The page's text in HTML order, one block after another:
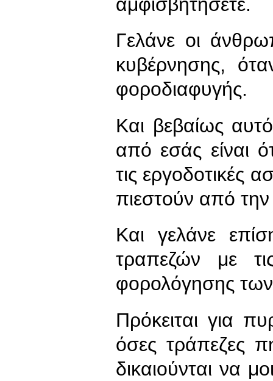
Γελάνε οι
κυβέρνησης,
φοροδιαφυγής.
Και βεβαίως
από εσάς είναι
τις εργοδοτικές
πιεστούν από
Και γελάνε
τραπεζών με
φορολόγησης
Πρόκειται για
όσες τράπεζες
δικαιούνται να